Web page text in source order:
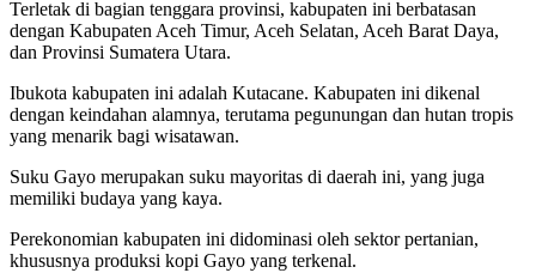
Terletak di bagian tenggara provinsi, kabupaten ini berbatasan
dengan Kabupaten Aceh Timur, Aceh Selatan, Aceh Barat Daya,
dan Provinsi Sumatera Utara.
Ibukota kabupaten ini adalah Kutacane. Kabupaten ini dikenal
dengan keindahan alamnya, terutama pegunungan dan hutan tropis
yang menarik bagi wisatawan.
Suku Gayo merupakan suku mayoritas di daerah ini, yang juga
memiliki budaya yang kaya.
Perekonomian kabupaten ini didominasi oleh sektor pertanian,
khususnya produksi kopi Gayo yang terkenal.